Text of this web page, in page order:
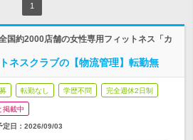
1
国約2000店舗の女性専用フィットネス「カ
ネスクラブの【物流管理】転勤無
転勤なし 学歴不問 完全週休2日制
掲載中
定日： 2026/09/03